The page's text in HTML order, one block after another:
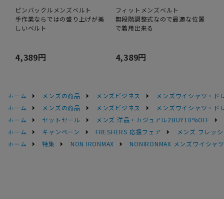
ピンバックルメンズベルト
手作業ならではの盛り上げが美
しいベルト
4,389円
フィットメンズベルト
無段階調整式なので最適な位置
で着用出来る
4,389円
ホーム メンズの商品 メンズビジネス
メンズワイシャツ・ド
ホーム
メンズの商品 メンズビジネス
メンズワイシャツ・ド
ホーム
セットセール
メンズ 洋品・カジュアル2BUY10%OFF
ホーム
キャンペーン FRESHERS 応援フェア
メンズ フレッ
ホーム
特集 NON IRONMAX NONIRONMAX メンズワイシャ